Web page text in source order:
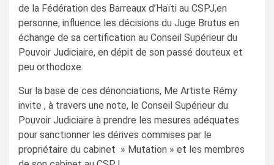
de la Fédération des Barreaux d’Haïti au CSPJ,en
personne, influence les décisions du Juge Brutus en
échange de sa certification au Conseil Supérieur du
Pouvoir Judiciaire, en dépit de son passé douteux et
peu orthodoxe.
Sur la base de ces dénonciations, Me Artiste Rémy
invite , à travers une note, le Conseil Supérieur du
Pouvoir Judiciaire à prendre les mesures adéquates
pour sanctionner les dérives commises par le
propriétaire du cabinet » Mutation » et les membres